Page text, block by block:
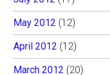
May 2012 (12)
April 2012 (12)
March 2012 (20)